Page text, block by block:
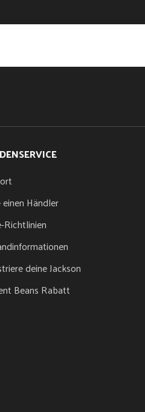
einen Händler
Richtlinien
deine Jackson
Beans Rabatt